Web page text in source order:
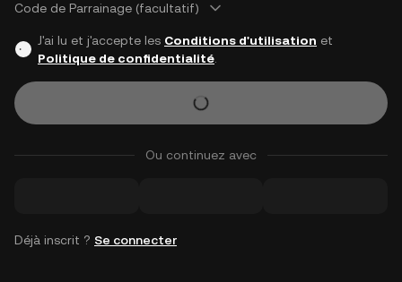
Code de Parrainage (facultatif)
J'ai lu et j'accepte les Conditions d'utilisation et
Politique de confidentialité.
Ou continuez avec
Déjà inscrit ? Se connecter